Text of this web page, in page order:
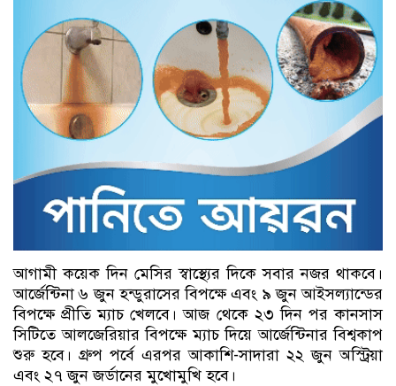
আগামী কয়েক দিন মেসির স্বাস্থ্যের দিকে সবার নজর থাকবে।
আর্জেন্টিনা ৬ জুন হন্ডুরাসের বিপক্ষে এবং ৯ জুন আইসল্যান্ডের
বিপক্ষে প্রীতি ম্যাচ খেলবে। আজ থেকে ২৩ দিন পর কানসাস
সিটিতে আলজেরিয়ার বিপক্ষে ম্যাচ দিয়ে আর্জেন্টিনার বিশ্বকাপ
শুরু হবে। গ্রুপ পর্বে এরপর আকাশি-সাদারা ২২ জুন অস্ট্রিয়া
এবং ২৭ জুন জর্ডানের মুখোমুখি হবে।